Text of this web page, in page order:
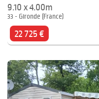
9.10 x 4.00m
33 - Gironde (France)
22 725 €